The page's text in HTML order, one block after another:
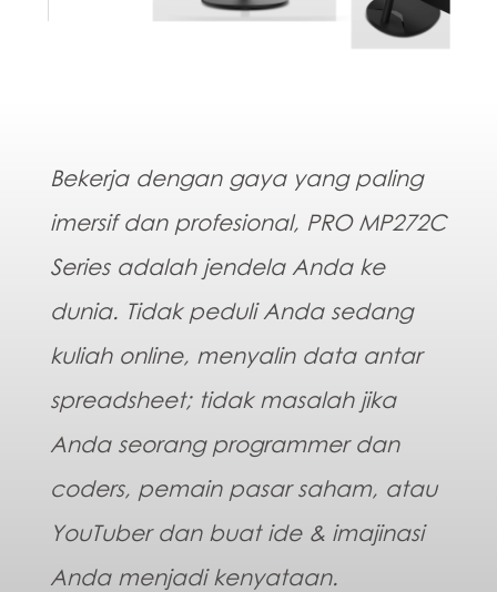
Bekerja dengan gaya yang paling
imersif dan profesional, PRO MP272C
Series adalah jendela Anda ke
dunia. Tidak peduli Anda sedang
kuliah online, menyalin data antar
spreadsheet; tidak masalah jika
Anda seorang programmer dan
coders, pemain pasar saham, atau
YouTuber dan buat ide & imajinasi
Anda menjadi kenyataan.